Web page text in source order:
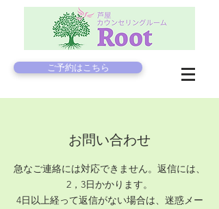
ご予約はこちら
お問い合わせ
急なご連絡には対応できません。返信には、
2，3日かかります。
4日以上経って返信がない場合は、迷惑メー